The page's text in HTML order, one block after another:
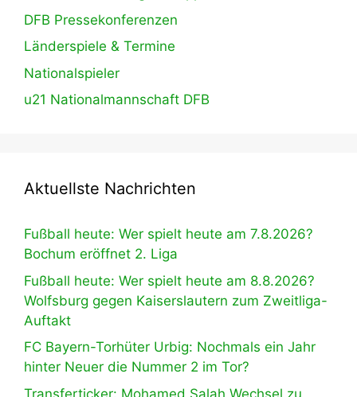
DFB Pressekonferenzen
Länderspiele & Termine
Nationalspieler
u21 Nationalmannschaft DFB
Aktuellste Nachrichten
Fußball heute: Wer spielt heute am 7.8.2026?
Bochum eröffnet 2. Liga
Fußball heute: Wer spielt heute am 8.8.2026?
Wolfsburg gegen Kaiserslautern zum Zweitliga-
Auftakt
FC Bayern-Torhüter Urbig: Nochmals ein Jahr
hinter Neuer die Nummer 2 im Tor?
Transferticker: Mohamed Salah Wechsel zu